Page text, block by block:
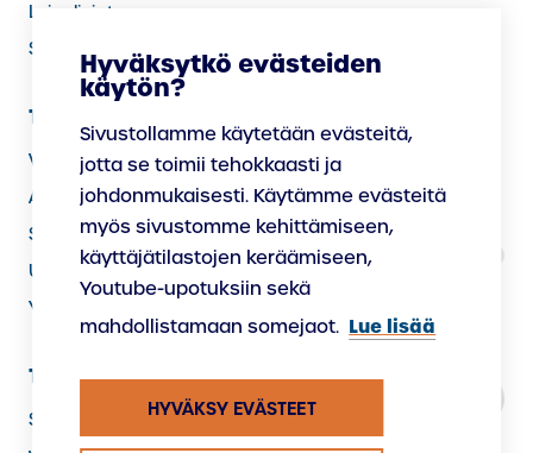
Laivalinjat
Sää satamassa
Tietoa meistä
Vastuullisuus
Avoimet työpaikat
Satamassa palvelevat yritykset
Uudistamme satamaa
Yhteystiedot
Tietosuoja
Saavutettavuusseloste
Hyväksytkö evästeiden
käytön?
Sivustollamme käytetään evästeitä,
jotta se toimii tehokkaasti ja
johdonmukaisesti. Käytämme evästeitä
myös sivustomme kehittämiseen,
käyttäjätilastojen keräämiseen,
Youtube-upotuksiin sekä
mahdollistamaan somejaot. Lue lisää
HYVÄKSY EVÄSTEET